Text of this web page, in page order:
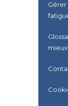
Gérer